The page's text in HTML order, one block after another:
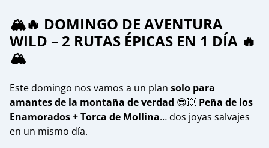
🏔️🔥 DOMINGO DE AVENTURA
WILD – 2 RUTAS ÉPICAS EN 1 DÍA 🔥
🏔️
Este domingo nos vamos a un plan solo para
amantes de la montaña de verdad 😎💥 Peña de los
Enamorados + Torca de Mollina… dos joyas salvajes
en un mismo día.